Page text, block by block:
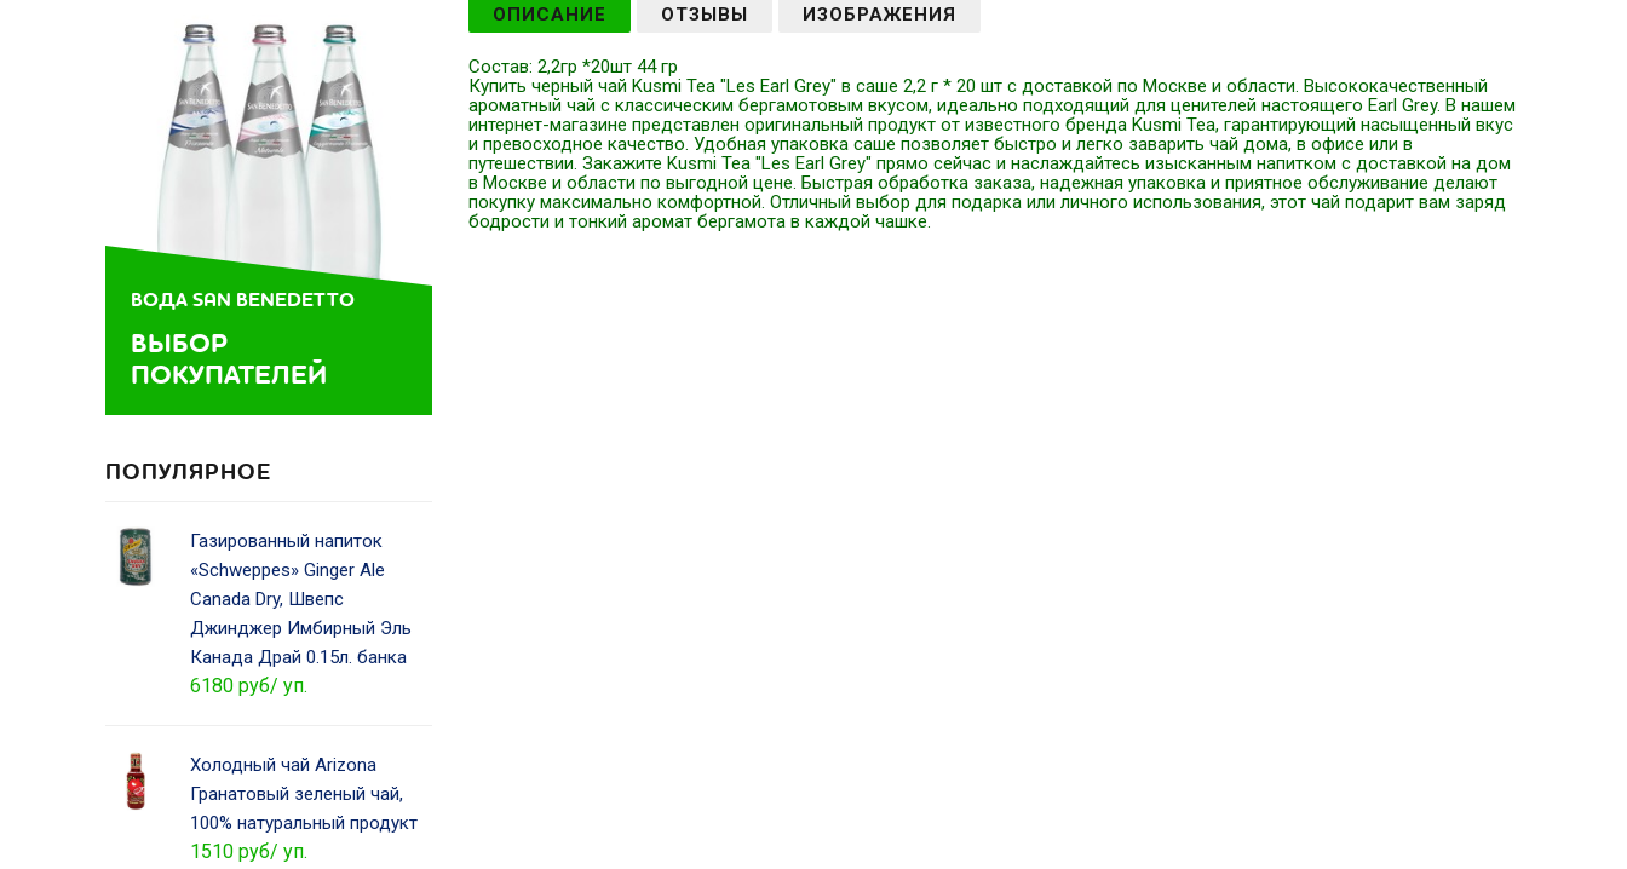
ОПИСАНИЕ ОТЗЫВЫ ИЗОБРАЖЕНИЯ
Состав: 2,2гр *20шт 44 гр
Купить черный чай Kusmi Tea "Les Earl Grey" в саше 2,2 г * 20 шт с доставкой по Москве и области. Высококачественный
ароматный чай с классическим бергамотовым вкусом, идеально подходящий для ценителей настоящего Earl Grey. В нашем
интернет-магазине представлен оригинальный продукт от известного бренда Kusmi Tea, гарантирующий насыщенный вкус
и превосходное качество. Удобная упаковка саше позволяет быстро и легко заварить чай дома, в офисе или в
путешествии. Закажите Kusmi Tea "Les Earl Grey" прямо сейчас и наслаждайтесь изысканным напитком с доставкой на дом
в Москве и области по выгодной цене. Быстрая обработка заказа, надежная упаковка и приятное обслуживание делают
покупку максимально комфортной. Отличный выбор для подарка или личного использования, этот чай подарит вам заряд
бодрости и тонкий аромат бергамота в каждой чашке.
ВОДА SAN BENEDETTO
ВЫБОР
ПОКУПАТЕЛЕЙ
ПОПУЛЯРНОЕ
Газированный напиток
«Schweppes» Ginger Ale
Canada Dry, Швепс
Джинджер Имбирный Эль
Канада Драй 0.15л. банка
6180 руб/ уп.
Холодный чай Arizona
Гранатовый зеленый чай,
100% натуральный продукт
1510 руб/ уп.